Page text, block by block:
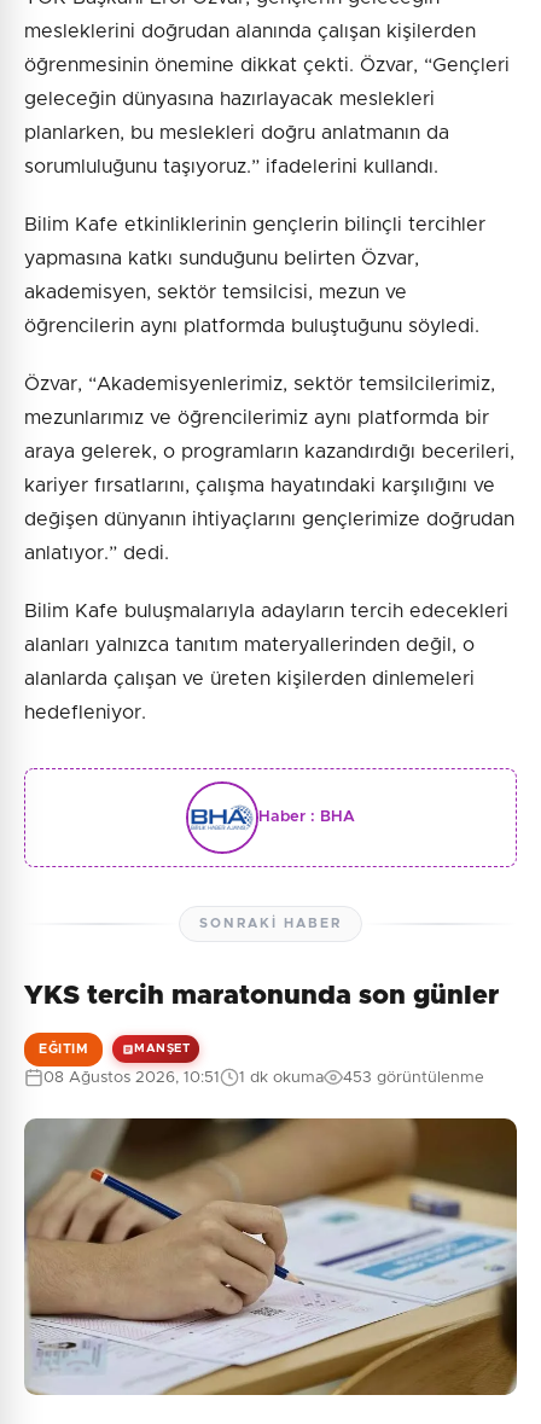
mesleklerini doğrudan alanında çalışan kişilerden
öğrenmesinin önemine dikkat çekti. Özvar, “Gençleri
geleceğin dünyasına hazırlayacak meslekleri
planlarken, bu meslekleri doğru anlatmanın da
sorumluluğunu taşıyoruz.” ifadelerini kullandı.
Bilim Kafe etkinliklerinin gençlerin bilinçli tercihler
yapmasına katkı sunduğunu belirten Özvar,
akademisyen, sektör temsilcisi, mezun ve
öğrencilerin aynı platformda buluştuğunu söyledi.
Özvar, “Akademisyenlerimiz, sektör temsilcilerimiz,
mezunlarımız ve öğrencilerimiz aynı platformda bir
araya gelerek, o programların kazandırdığı becerileri,
kariyer fırsatlarını, çalışma hayatındaki karşılığını ve
değişen dünyanın ihtiyaçlarını gençlerimize doğrudan
anlatıyor.” dedi.
Bilim Kafe buluşmalarıyla adayların tercih edecekleri
alanları yalnızca tanıtım materyallerinden değil, o
alanlarda çalışan ve üreten kişilerden dinlemeleri
hedefleniyor.
Haber : BHA
SONRAKI HABER
YKS tercih maratonunda son günler
EĞITIM MANŞET
08 Ağustos 2026, 10:51 1 dk okuma 453 görüntülenme